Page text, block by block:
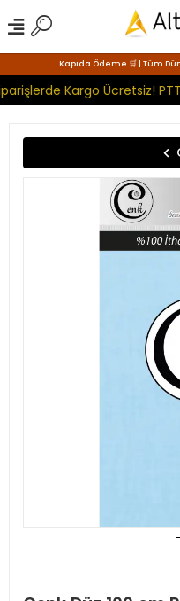
Kapıda Ödeme 🛒 | Tüm
Kargo Ücretsiz! PTT